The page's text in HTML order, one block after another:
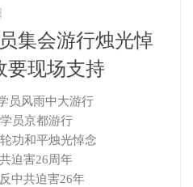
集会游行烛光悼
要现场支持
员风雨中大游行
员京都游行
功和平烛光悼念
迫害26周年
中共迫害26年